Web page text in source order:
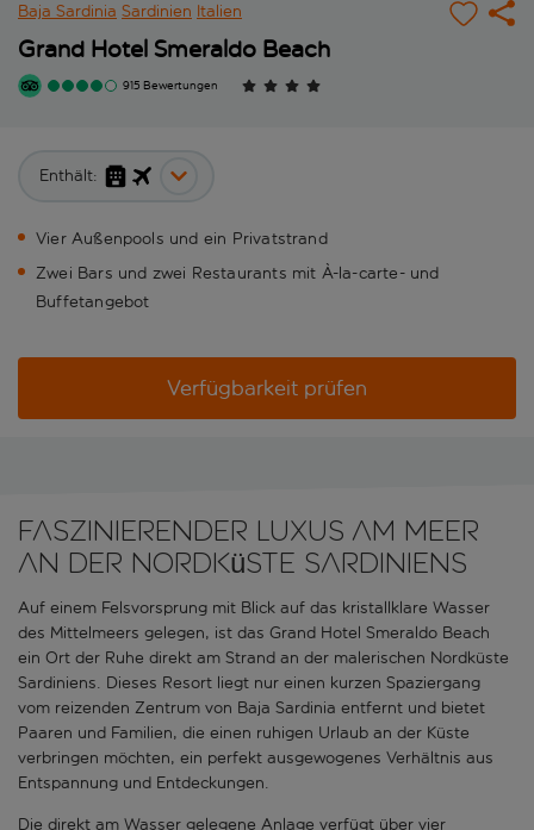
Baja Sardinia Sardinien Italien
Grand Hotel Smeraldo Beach
915 Bewertungen
Enthält:
Vier Außenpools und ein Privatstrand
Zwei Bars und zwei Restaurants mit À-la-carte- und
Buffetangebot
Verfügbarkeit prüfen
Faszinierender Luxus am Meer
an der Nordküste Sardiniens
Auf einem Felsvorsprung mit Blick auf das kristallklare Wasser
des Mittelmeers gelegen, ist das Grand Hotel Smeraldo Beach
ein Ort der Ruhe direkt am Strand an der malerischen Nordküste
Sardiniens. Dieses Resort liegt nur einen kurzen Spaziergang
vom reizenden Zentrum von Baja Sardinia entfernt und bietet
Paaren und Familien, die einen ruhigen Urlaub an der Küste
verbringen möchten, ein perfekt ausgewogenes Verhältnis aus
Entspannung und Entdeckungen.
Die direkt am Wasser gelegene Anlage verfügt über vier